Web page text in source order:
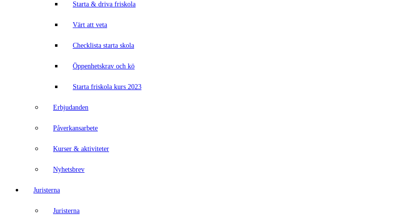
Starta & driva friskola
Värt att veta
Checklista starta skola
Öppenhetskrav och kö
Starta friskola kurs 2023
Erbjudanden
Påverkansarbete
Kurser & aktiviteter
Nyhetsbrev
Juristerna
Juristerna